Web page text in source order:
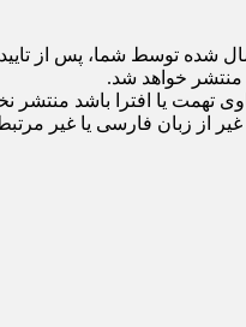
شده توسط شما، پس از
خواهد شد.
تهمت یا افترا باشد منتشر
غیر از زبان فارسی یا غیر